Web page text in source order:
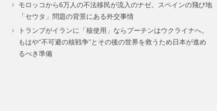
ー
ジ
ー
ジ
ー
ジ
モロッコから6万人の不法移民が流入のナゼ。スペインの飛び地
「セウタ」問題の背景にある外交事情
トランプがイランに「核使用」ならプーチンはウクライナへ。
もはや“不可避の核戦争”とその後の世界を救うため日本が進め
るべき準備